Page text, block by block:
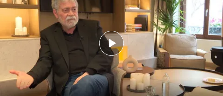
Redacción digital Noticias Cuatro
26 MAR 2025 - 20:19h.
Walter Riso, psicólogo, acaba de publicar 'Los
7 pilares del amor propio', una guía para lograr
la autoestima necesaria